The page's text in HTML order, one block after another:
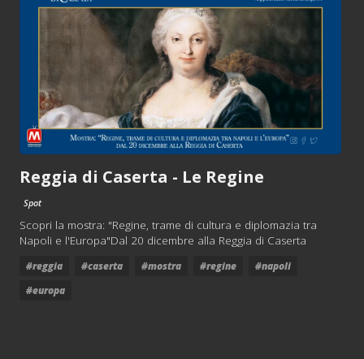
Reggia di Caserta - Le Regine
Spot
Scopri la mostra: "Regine, trame di cultura e diplomazia tra
Napoli e l'Europa"Dal 20 dicembre alla Reggia di Caserta
#reggia #caserta #mostra #regine
#napoli
#europa